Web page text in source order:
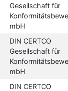
Gesellschaft für
mbH
DIN CERTCO
Gesellschaft für
mbH
DIN CERTCO